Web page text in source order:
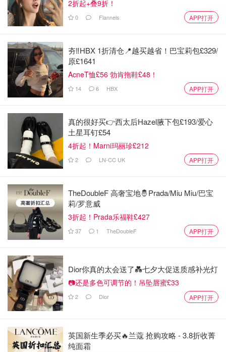
立像后侧是一个被从中间劈开的山体雕像，而MLK的立像和
后侧的山体雕像相呼应，表示该立像是用中间劈开的山体部
分雕刻而成，象征MLK是那个划时代的提倡种族平等的伟
人。
合影了十几分钟，面带笑容。作为经历了MLK时代的人，见
证了整个黑人群体社会境遇的变革，他自身的体验就是对
2折起+叠9折！
0 Flannels APP打开
夯‼️HBX 1折清仓📍越买越省！巴宝莉包£329/
原£1641
AcneT恤£56 勃肯拖鞋£48！
14 6 HBX APP打开
真的很好买👉西太后Hazel腋下包£193/爱心
土星耳钉£54
4折起！Marni玛丽珍£212
2 LN-CC UK APP打开
TheDoubleF 高奢宝地🤴Prada/Miu Miu/巴宝
莉/罗意威
3折起！Prada乐福鞋£427
37 1 TheDoubleF APP打开
Dior你真的太会送了💑七夕大促送质感补光灯
📷还是多色可调节的！吊坠唇蜜£33
2 Dior APP打开
英国新生季必买🔥兰蔻 抢购攻略 - 3.8折收菁
纯面霜